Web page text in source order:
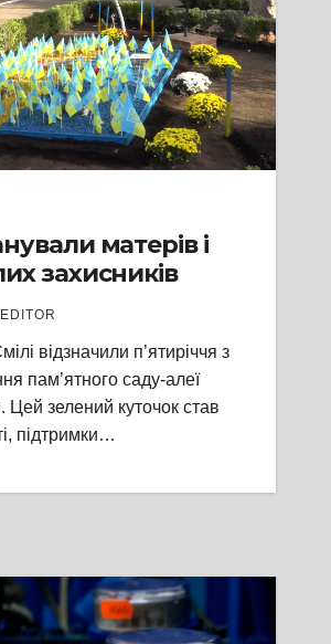
матерів і
захисників
EDITOR
відзначили п’ятиріччя з
пам’ятного саду-алеї
зелений куточок став
підтримки…